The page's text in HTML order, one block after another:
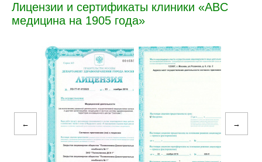
Лицензии и сертификаты клиники «ABC
медицина на 1905 года»
← →